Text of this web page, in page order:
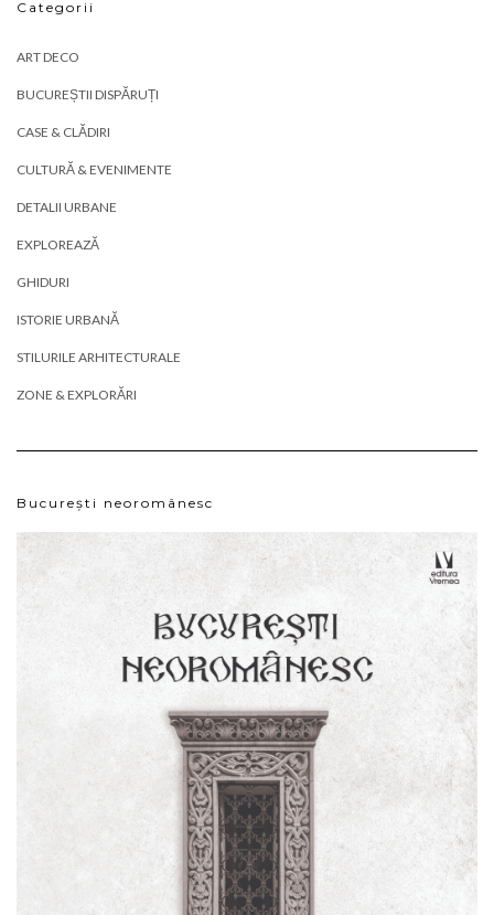
Categorii
ART DECO
BUCUREȘTII DISPĂRUȚI
CASE & CLĂDIRI
CULTURĂ & EVENIMENTE
DETALII URBANE
EXPLOREAZĂ
GHIDURI
ISTORIE URBANĂ
STILURILE ARHITECTURALE
ZONE & EXPLORĂRI
București neoromânesc